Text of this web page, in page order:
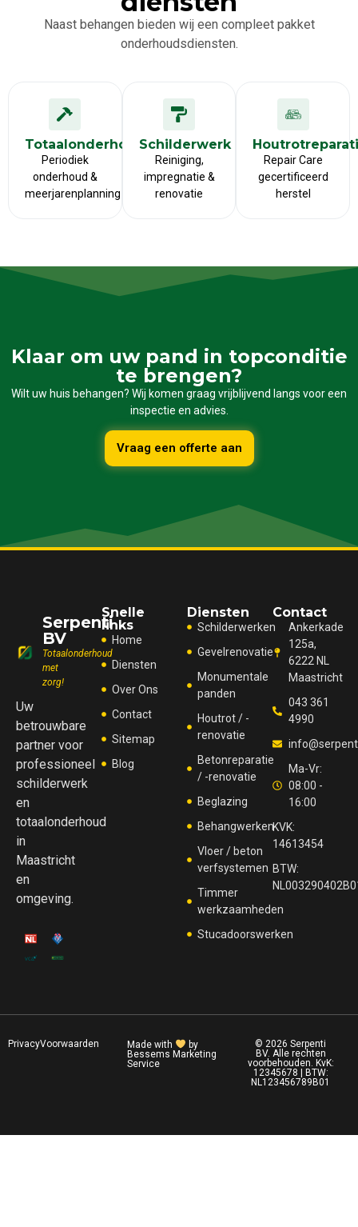
Naast behangen bieden wij een compleet pakket
onderhoudsdiensten.
Totaalonderhoud
Periodiek
onderhoud &
meerjarenplanning
Schilderwerk
Reiniging,
impregnatie &
renovatie
Repair Care
gecertificeerd
herstel
Klaar om uw pand in topconditie
te brengen?
Wilt uw huis behangen? Wij komen graag vrijblijvend langs voor een
inspectie en advies.
Vraag een offerte aan
Serpenti
BV
Totaalonderhoud
met
zorg!
Uw
betrouwbare
partner voor
professioneel
schilderwerk
en
totaalonderhoud
in
Maastricht
en
omgeving.
Snelle
links
Home
Diensten
Over Ons
Contact
Sitemap
Blog
Diensten
Schilderwerken
Gevelrenovatie
Monumentale
panden
Houtrot / -
renovatie
Betonreparatie
/ -renovatie
Beglazing
Behangwerken
Vloer / beton
verfsystemen
Timmer
werkzaamheden
Stucadoorswerken
Contact
Ankerkade
125a,
6222 NL
Maastricht
043 361
4990
Ma-Vr:
08:00 -
16:00
KVK:
14613454
BTW:
© 2026 Serpenti
BV. Alle rechten
voorbehouden. KvK:
12345678 | BTW:
NL123456789B01
Made with
by
Bessems Marketing
Service
PrivacyVoorwaarden